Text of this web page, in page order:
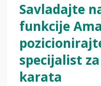
Savladajte
funkcije
specijalist
karata